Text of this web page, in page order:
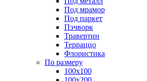
Под мрамор
Под паркет
Пэчворк
Травертин
Терраццо
Флористика
По размеру
100х100